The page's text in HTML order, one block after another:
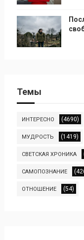
Темы
ИНТЕРЕСНО (4690)
МУДРОСТЬ (1419)
СВЕТСКАЯ ХРОНИКА
САМОПОЗНАНИЕ
ОТНОШЕНИЕ (54)